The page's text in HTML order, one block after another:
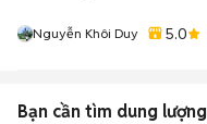
Nguyễn Khôi Duy 5.0
Bạn cần tìm dung lượng